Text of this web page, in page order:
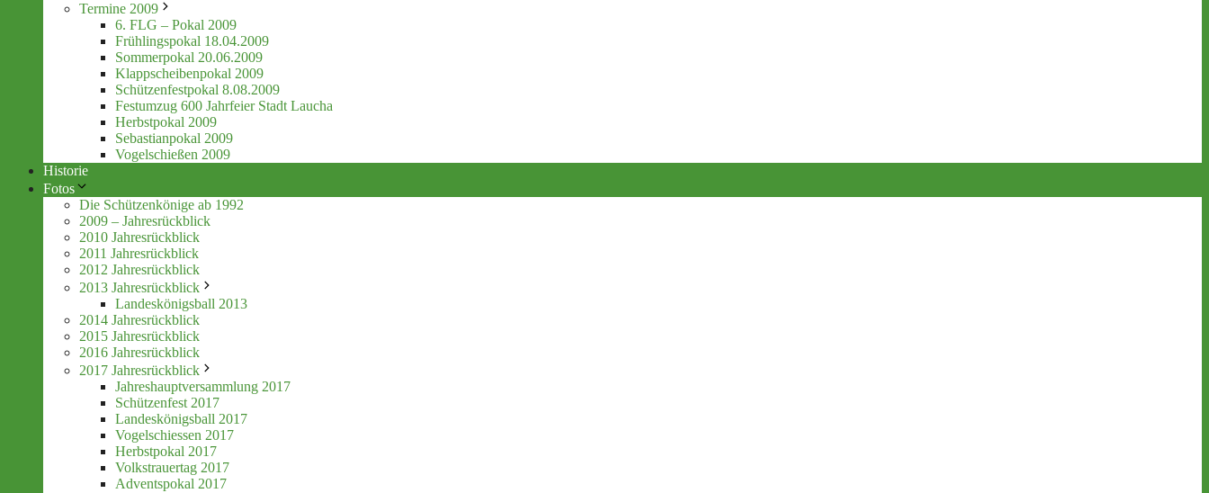
Termine 2009
6. FLG – Pokal 2009
Frühlingspokal 18.04.2009
Sommerpokal 20.06.2009
Klappscheibenpokal 2009
Schützenfestpokal 8.08.2009
Festumzug 600 Jahrfeier Stadt Laucha
Herbstpokal 2009
Sebastianpokal 2009
Vogelschießen 2009
Historie
Fotos
Die Schützenkönige ab 1992
2009 – Jahresrückblick
2010 Jahresrückblick
2011 Jahresrückblick
2012 Jahresrückblick
2013 Jahresrückblick
Landeskönigsball 2013
2014 Jahresrückblick
2015 Jahresrückblick
2016 Jahresrückblick
2017 Jahresrückblick
Jahreshauptversammlung 2017
Schützenfest 2017
Landeskönigsball 2017
Vogelschiessen 2017
Herbstpokal 2017
Volkstrauertag 2017
Adventspokal 2017